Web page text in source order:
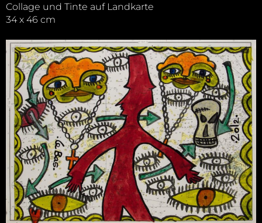
Collage und Tinte auf Landkarte
34 x 46 cm